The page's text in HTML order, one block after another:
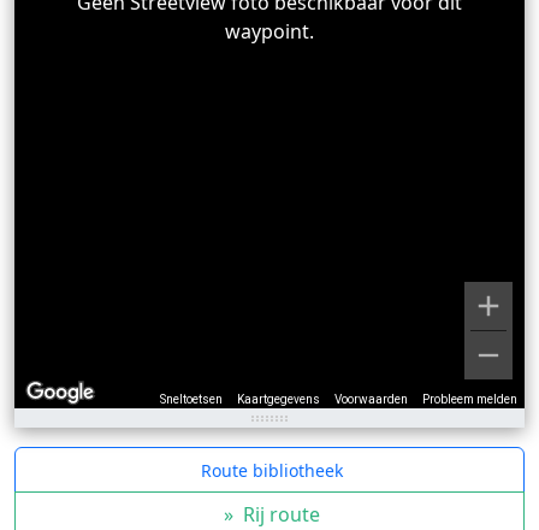
Sneltoetsen Kaartgegevens Voorwaarden Probleem melden
waypoint.
Route bibliotheek
» Rij route